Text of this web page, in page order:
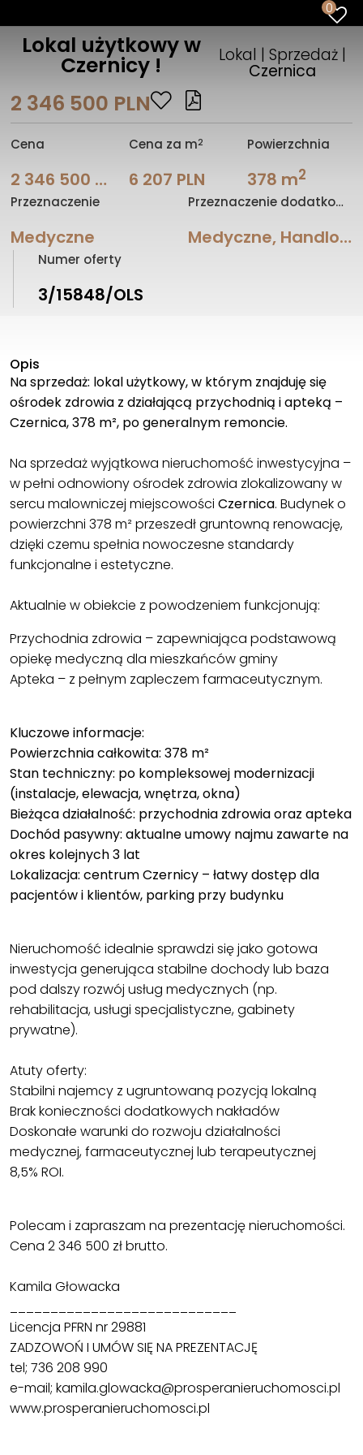
0
Lokal użytkowy w
Czernicy ! Lokal | Sprzedaż |
Czernica
2 346 500 PLN
Cena
2 346 500 PLN
Cena za m2
6 207 PLN
Powierzchnia
378 m2
Przeznaczenie
Medyczne
Przeznaczenie dodatkowe (lokal)
Medyczne, Handlowo/Usługowe
Numer oferty
3/15848/OLS
Opis
Na sprzedaż: lokal użytkowy, w którym znajduję się
ośrodek zdrowia z działającą przychodnią i apteką –
Czernica, 378 m², po generalnym remoncie.
Na sprzedaż wyjątkowa nieruchomość inwestycyjna –
w pełni odnowiony ośrodek zdrowia zlokalizowany w
sercu malowniczej miejscowości Czernica. Budynek o
powierzchni 378 m² przeszedł gruntowną renowację,
dzięki czemu spełnia nowoczesne standardy
funkcjonalne i estetyczne.
Aktualnie w obiekcie z powodzeniem funkcjonują:
Przychodnia zdrowia – zapewniająca podstawową
opiekę medyczną dla mieszkańców gminy
Apteka – z pełnym zapleczem farmaceutycznym.
Kluczowe informacje:
Powierzchnia całkowita: 378 m²
Stan techniczny: po kompleksowej modernizacji
(instalacje, elewacja, wnętrza, okna)
Bieżąca działalność: przychodnia zdrowia oraz apteka
Dochód pasywny: aktualne umowy najmu zawarte na
okres kolejnych 3 lat
Lokalizacja: centrum Czernicy – łatwy dostęp dla
pacjentów i klientów, parking przy budynku
Nieruchomość idealnie sprawdzi się jako gotowa
inwestycja generująca stabilne dochody lub baza
pod dalszy rozwój usług medycznych (np.
rehabilitacja, usługi specjalistyczne, gabinety
prywatne).
Atuty oferty:
Stabilni najemcy z ugruntowaną pozycją lokalną
Brak konieczności dodatkowych nakładów
Doskonałe warunki do rozwoju działalności
medycznej, farmaceutycznej lub terapeutycznej
8,5% ROI.
Polecam i zapraszam na prezentację nieruchomości.
Cena 2 346 500 zł brutto.
Kamila Głowacka
Licencja PFRN nr 29881
ZADZOWOŃ I UMÓW SIĘ NA PREZENTACJĘ
tel; 736 208 990
e-mail; kamila.glowacka@prosperanieruchomosci.pl
www.prosperanieruchomosci.pl